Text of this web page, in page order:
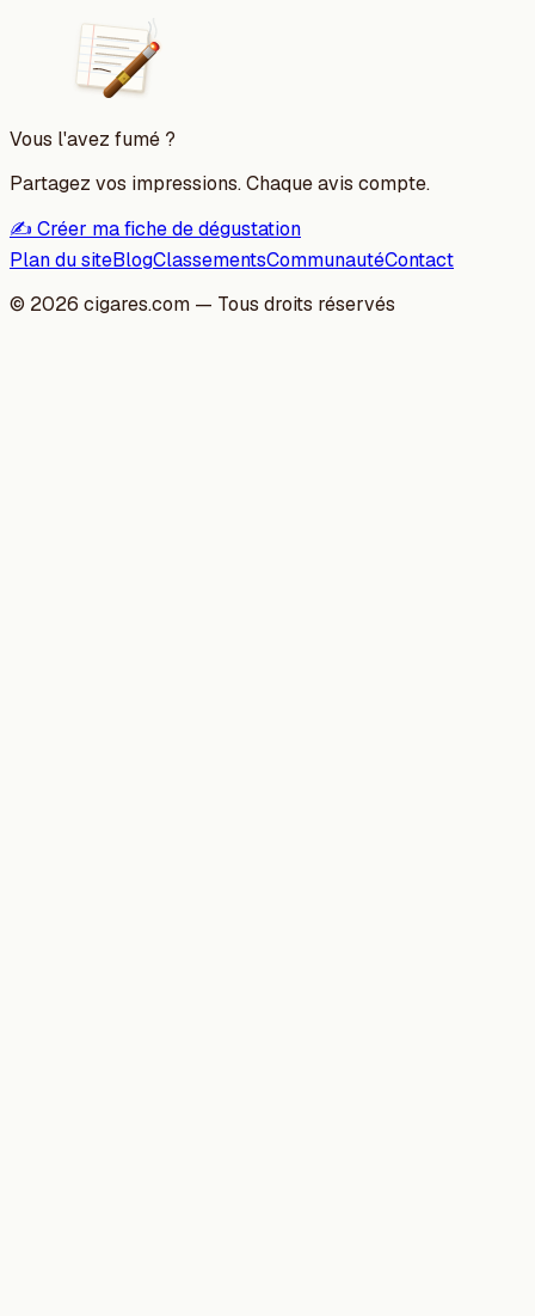
Vous l'avez fumé ?
Partagez vos impressions. Chaque avis compte.
✍️ Créer ma fiche de dégustation
Plan du siteBlogClassementsCommunautéContact
© 2026 cigares.com — Tous droits réservés